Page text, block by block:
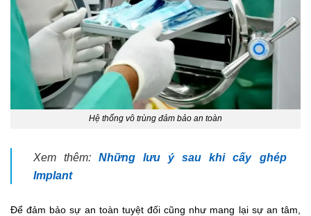
Hệ thống vô trùng đảm bảo an toàn
Xem thêm: Những lưu ý sau khi cấy ghép
Implant
Để đảm bảo sự an toàn tuyệt đối cũng như mang lại sự an tâm,